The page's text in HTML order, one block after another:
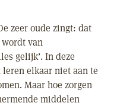
zeer oude zingt: dat
wordt van
gelijk’. In deze
elkaar niet aan te
Maar hoe zorgen
middelen